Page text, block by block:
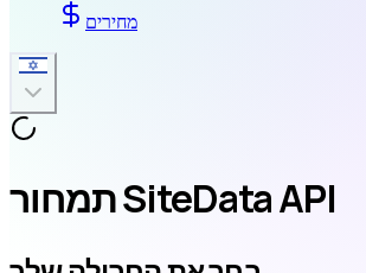
מחירים
תמחור SiteData API